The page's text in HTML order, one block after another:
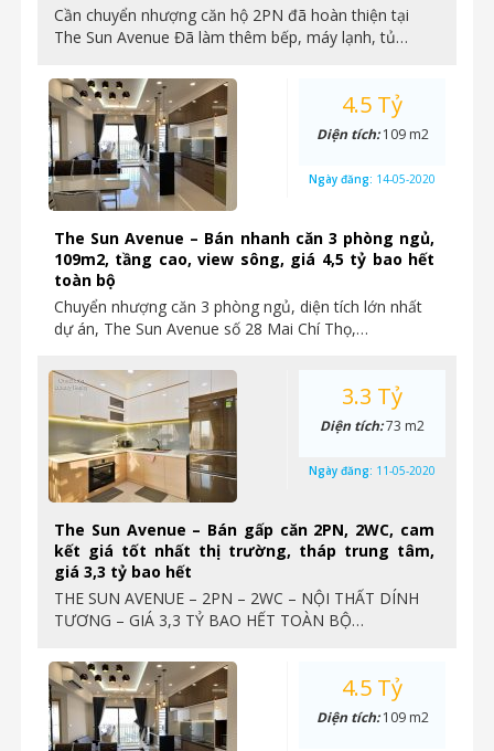
Cần chuyển nhượng căn hộ 2PN đã hoàn thiện tại
The Sun Avenue Đã làm thêm bếp, máy lạnh, tủ…
The Sun Avenue – Bán nhanh căn 3 phòng ngủ,
109m2, tầng cao, view sông, giá 4,5 tỷ bao hết
toàn bộ
Chuyển nhượng căn 3 phòng ngủ, diện tích lớn nhất
dự án, The Sun Avenue số 28 Mai Chí Thọ,…
4.5 Tỷ
Diện tích:109 m2
Ngày đăng: 14-05-2020
The Sun Avenue – Bán gấp căn 2PN, 2WC, cam
kết giá tốt nhất thị trường, tháp trung tâm,
giá 3,3 tỷ bao hết
THE SUN AVENUE – 2PN – 2WC – NỘI THẤT DÍNH
TƯƠNG – GIÁ 3,3 TỶ BAO HẾT TOÀN BỘ…
3.3 Tỷ
Diện tích:73 m2
Ngày đăng: 11-05-2020
4.5 Tỷ
Diện tích:109 m2